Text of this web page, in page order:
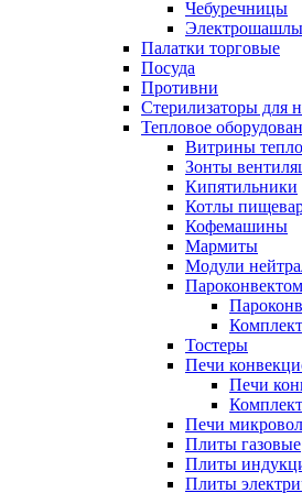
Чебуречницы
Палатки торговые
Посуда
Противни
Стерилизаторы для
Тепловое
Витрины
Зонты
Кипятильники
Котлы
Кофемашины
Мармиты
Модули
Тостеры
Печи
Печи
Печи
Плиты газовые
Плиты
Плиты